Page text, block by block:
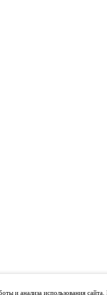
и анализа использования